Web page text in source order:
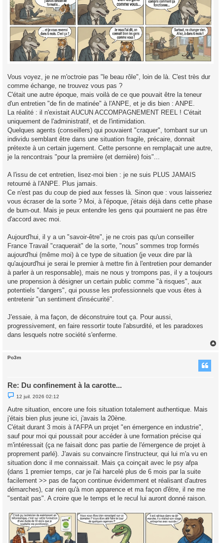
Vous voyez, je ne m'octroie pas "le beau rôle", loin de là. C'est très dur
comme échange, ne trouvez vous pas ?
C'était une autre époque, mais voilà de ce que pouvait être la teneur
d'un entretien "de fin de matinée" à l'ANPE, et je dis bien : ANPE.
La réalité : il n'existait AUCUN ACCOMPAGNEMENT REEL ! C'était
uniquement de l'administratif, et de l'intimidation.
Quelques agents (conseillers) qui pouvaient "craquer", tombant sur un
individu semblant être dans une situation fragile, précaire, donnait
prétexte à un certain jugement. Cette personne en remplaçait une autre,
je la rencontrais "pour la première (et dernière) fois"...
A l'issu de cet entretien, lisez-moi bien : je ne suis PLUS JAMAIS
retourné à l'ANPE. Plus jamais.
Ce n'est pas du coup de pied aux fesses là. Sinon que : vous laisseriez
vous écraser de la sorte ? Moi, à l'époque, j'étais déjà dans cette phase
de burn-out. Mais je peux entendre les gens qui pourraient ne pas être
d'accord avec moi.
Aujourd'hui, il y a un "savoir-être", je ne crois pas qu'un conseiller
France Travail "craquerait" de la sorte, "nous" sommes trop formés
aujourd'hui (même moi) à ce type de situation (je veux dire par là
qu'aujourd'hui je serai le premier à mettre fin à l'entretien pour demander
à parler à un responsable), mais ne nous y trompons pas, il y a toujours
une propension à désigner un certain public comme "à risques", aux
potentiels "dangers", qui pousse les professionnels que vous êtes à
entretenir "un sentiment d'insécurité".
J'essaie, à ma façon, de déconstruire tout ça. Pour aussi,
progressivement, en faire ressortir toute l'absurdité, et les paradoxes
dans lesquels notre société s'enferme.
Po3m
Re: Du confinement à la carotte...
M
e
s
a
g
e
n
o
n
l
u
12 juil. 2026 02:12
Autre situation, encore une fois situation totalement authentique. Mais
j'étais bien plus jeune ici, j'avais la 20ène.
C'était durant 3 mois à l'AFPA un projet "en émergence en industrie",
sauf pour moi qui poussait pour accéder à une formation précise qui
m'intéressait (ça ne faisait donc pas partie de l'émergence de projet à
proprement parlé). J'avais su convaincre l'instructeur, qui lui m'a vu en
situation donc il me connaissait. Mais ça coinçait avec le psy afpa
(dans 1 premier temps, car je l'ai harcelé plus de 6 mois par la suite
facilement >> pas de façon continue évidemment et réalisant d'autres
démarches), car rien qu'à mon apparence et ma façon d'être, il ne me
"sentait pas". A croire que le temps et le recul lui auront donné raison.